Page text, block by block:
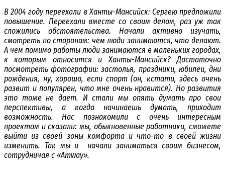
В 2004 году переехали в Ханты-Мансийск: Сергею предложили
повышение. Переехали вместе со своим делом, раз уж так
сложились обстоятельства. Начали активно изучать,
смотреть по сторонам: чем люди занимаются, что делают.
А чем помимо работы люди занимаются в маленьких городах,
к которым относится и Ханты-Мансийск? Достаточно
посмотреть фотографии: застолья, праздники, юбилеи, дни
рождения, ну, хорошо, если спорт (он, кстати, здесь очень
развит и популярен, что мне очень нравится). Но развития
это тоже не дает. И стали мы опять думать про свои
перспективы, а когда начинаешь думать, приходит
возможность. Нас познакомили с очень интересным
проектом и сказали: мы, обыкновенные работники, сможете
выйти из своей зоны комфорта и что-то в своей жизни
изменить. Так мы и начали заниматься своим бизнесом,
сотрудничая с «Amway».